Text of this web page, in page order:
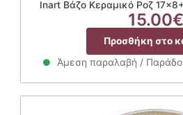
Inart Βάζο Κεραμικό Ροζ
15.00€
Προσθήκη στο
Άμεση παραλαβή /